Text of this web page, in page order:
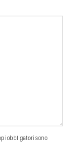
obbligatori sono